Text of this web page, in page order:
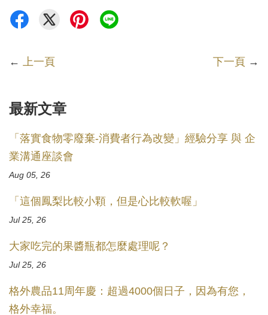
← 上一頁 下一頁 →
最新文章
「落實食物零廢棄-消費者行為改變」經驗分享 與 企
業溝通座談會
Aug 05, 26
「這個鳳梨比較小顆，但是心比較軟喔」
Jul 25, 26
大家吃完的果醬瓶都怎麼處理呢？
Jul 25, 26
格外農品11周年慶：超過4000個日子，因為有您，
格外幸福。